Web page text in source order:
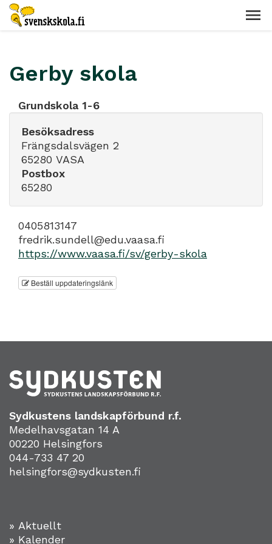
Gerby skola
Grundskola 1-6
Besöksadress
Frängsdalsvägen 2
65280 VASA
Postbox
65280
0405813147
fredrik.sundell@edu.vaasa.fi
https://www.vaasa.fi/sv/gerby-skola
Beställ uppdateringslänk
Sydkustens landskapförbund r.f.
Medelhavsgatan 14 A
00220 Helsingfors
044-733 47 20
helsingfors@sydkusten.fi
» Aktuellt
» Kalender